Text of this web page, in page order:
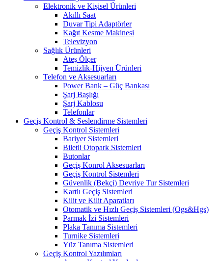
Elektronik ve Kişisel Ürünleri
Akıllı Saat
Duvar Tipi Adaptörler
Kağıt Kesme Makinesi
Televizyon
Sağlık Ürünleri
Ateş Ölçer
Temizlik-Hijyen Ürünleri
Telefon ve Aksesuarları
Power Bank – Güç Bankası
Şarj Başlığı
Şarj Kablosu
Telefonlar
Geçiş Kontrol & Seslendirme Sistemleri
Geçiş Kontrol Sistemleri
Bariyer Sistemleri
Biletli Otopark Sistemleri
Butonlar
Geçiş Konrol Aksesuarları
Geçiş Kontrol Sistemleri
Güvenlik (Bekçi) Devriye Tur Sistemleri
Kartlı Geçiş Sistemleri
Kilit ve Kilit Aparatları
Otomatik ve Hızlı Geçiş Sistemleri (Ogs&Hgs)
Parmak İzi Sistemleri
Plaka Tanıma Sistemleri
Turnike Sistemleri
Yüz Tanıma Sistemleri
Geçiş Kontrol Yazılımları